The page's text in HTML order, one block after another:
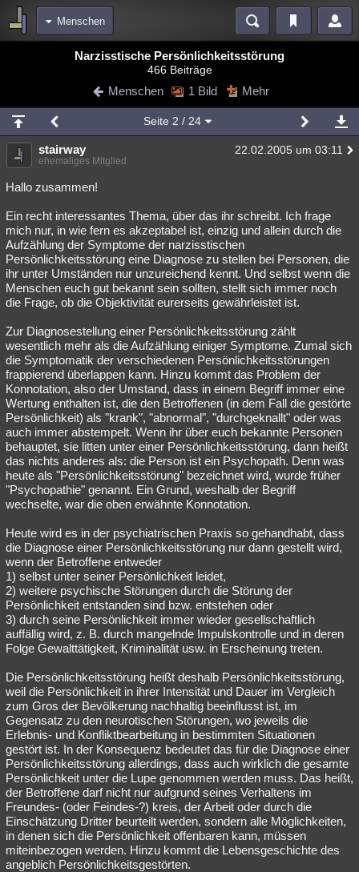
Menschen
Blogs Videos
Chat Wiki Neuigkeiten
meine Rubriken
Menschen Mystery Kriminalfälle
Spiritualität Verschwörungen
Natur Umfragen Unterhaltung
weitere Rubriken
Philosophie Träume Orte Esoterik Literatur
Astronomie Helpdesk Gruppen Gaming Filme
Musik Clash Verbesserungen Allmystery English
Übersichten
Besucht Teilgenommen Alle Neue Geschlossen
Lesenswert Schlüsselwörter
Narzisstische Persönlichkeitsstörung
466 Beiträge
Menschen 1 Bild Mehr
Seite 2 / 24
stairway 22.02.2005 um 03:11
ehemaliges Mitglied
Hallo zusammen!
Ein recht interessantes Thema, über das ihr schreibt. Ich frage
mich nur, in wie fern es akzeptabel ist, einzig und allein durch die
Aufzählung der Symptome der narzisstischen
Persönlichkeitsstörung eine Diagnose zu stellen bei Personen, die
ihr unter Umständen nur unzureichend kennt. Und selbst wenn die
Menschen euch gut bekannt sein sollten, stellt sich immer noch
die Frage, ob die Objektivität eurerseits gewährleistet ist.
Zur Diagnosestellung einer Persönlichkeitsstörung zählt
wesentlich mehr als die Aufzählung einiger Symptome. Zumal sich
die Symptomatik der verschiedenen Persönlichkeitsstörungen
frappierend überlappen kann. Hinzu kommt das Problem der
Konnotation, also der Umstand, dass in einem Begriff immer eine
Wertung enthalten ist, die den Betroffenen (in dem Fall die gestörte
Persönlichkeit) als "krank", "abnormal", "durchgeknallt" oder was
auch immer abstempelt. Wenn ihr über euch bekannte Personen
behauptet, sie litten unter einer Persönlichkeitsstörung, dann heißt
das nichts anderes als: die Person ist ein Psychopath. Denn was
heute als "Persönlichkeitsstörung" bezeichnet wird, wurde früher
"Psychopathie" genannt. Ein Grund, weshalb der Begriff
wechselte, war die oben erwähnte Konnotation.
Heute wird es in der psychiatrischen Praxis so gehandhabt, dass
die Diagnose einer Persönlichkeitsstörung nur dann gestellt wird,
wenn der Betroffene entweder
1) selbst unter seiner Persönlichkeit leidet,
2) weitere psychische Störungen durch die Störung der
Persönlichkeit entstanden sind bzw. entstehen oder
3) durch seine Persönlichkeit immer wieder gesellschaftlich
auffällig wird, z. B. durch mangelnde Impulskontrolle und in deren
Folge Gewalttätigkeit, Kriminalität usw. in Erscheinung treten.
Die Persönlichkeitsstörung heißt deshalb Persönlichkeitsstörung,
weil die Persönlichkeit in ihrer Intensität und Dauer im Vergleich
zum Gros der Bevölkerung nachhaltig beeinflusst ist, im
Gegensatz zu den neurotischen Störungen, wo jeweils die
Erlebnis- und Konfliktbearbeitung in bestimmten Situationen
gestört ist. In der Konsequenz bedeutet das für die Diagnose einer
Persönlichkeitsstörung allerdings, dass auch wirklich die gesamte
Persönlichkeit unter die Lupe genommen werden muss. Das heißt,
der Betroffene darf nicht nur aufgrund seines Verhaltens im
Freundes- (oder Feindes-?) kreis, der Arbeit oder durch die
Einschätzung Dritter beurteilt werden, sondern alle Möglichkeiten,
in denen sich die Persönlichkeit offenbaren kann, müssen
miteinbezogen werden. Hinzu kommt die Lebensgeschichte des
angeblich Persönlichkeitsgestörten.